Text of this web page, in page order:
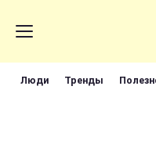
Люди Тренды